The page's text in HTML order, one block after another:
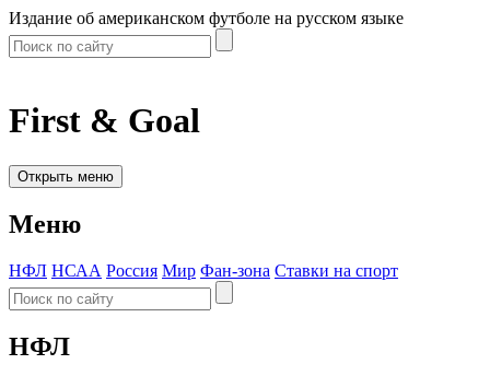
Издание об американском футболе на русском языке
First & Goal
Открыть меню
Меню
НФЛ НСАА Россия Мир Фан-зона Ставки на спорт
НФЛ